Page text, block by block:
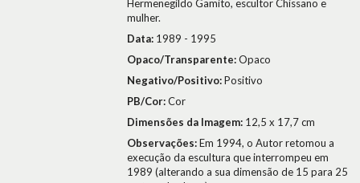
Hermenegildo Gamito, escultor Chissano e
mulher.
Data: 1989 - 1995
Opaco/Transparente:Opaco
Negativo/Positivo:Positivo
PB/Cor:Cor
Dimensões da Imagem: 12,5 x 17,7 cm
Observações:Em 1994, o Autor retomou a
execução da escultura que interrompeu em
1989 (alterando a sua dimensão de 15 para 25